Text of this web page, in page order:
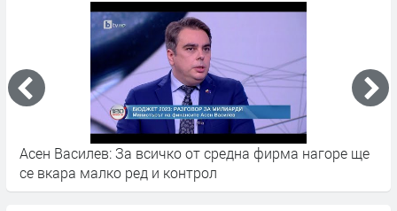
Близо 9 милиона лева преходен остатък в бюджета
от 2018 година отчете община Хасково